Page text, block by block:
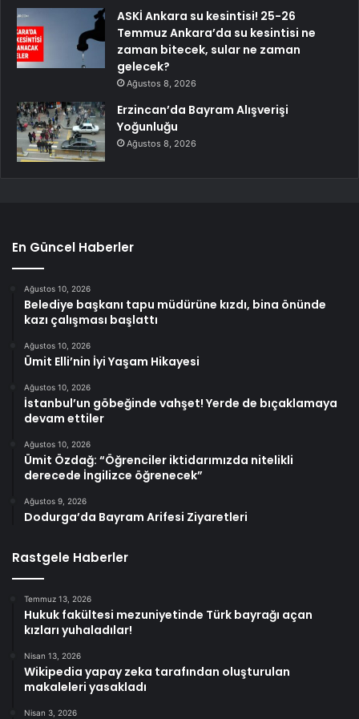
ASKİ Ankara su kesintisi! 25-26
Temmuz Ankara’da su kesintisi ne
zaman bitecek, sular ne zaman
gelecek?
Ağustos 8, 2026
Erzincan’da Bayram Alışverişi
Yoğunluğu
Ağustos 8, 2026
En Güncel Haberler
Ağustos 10, 2026
Belediye başkanı tapu müdürüne kızdı, bina önünde
kazı çalışması başlattı
Ağustos 10, 2026
Ümit Elli’nin İyi Yaşam Hikayesi
Ağustos 10, 2026
İstanbul’un göbeğinde vahşet! Yerde de bıçaklamaya
devam ettiler
Ağustos 10, 2026
Ümit Özdağ: “Öğrenciler iktidarımızda nitelikli
derecede İngilizce öğrenecek”
Ağustos 9, 2026
Dodurga’da Bayram Arifesi Ziyaretleri
Rastgele Haberler
Temmuz 13, 2026
Hukuk fakültesi mezuniyetinde Türk bayrağı açan
kızları yuhaladılar!
Nisan 13, 2026
Wikipedia yapay zeka tarafından oluşturulan
makaleleri yasakladı
Nisan 3, 2026